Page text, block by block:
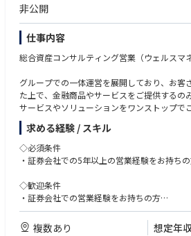
非公開
仕事内容
総合資産コンサルティング営業（ウェルスマ
グループでの一体運営を展開しており、お客
た上で、金融商品やサービスをご提供するの
サービスやソリューションをワンストップで
総合金融コンサルティング営業を実践いただき
※ご希望、適正に応じて、リテール営業部、
す。
求める経験 / スキル
◇必須条件
・証券会社での5年以上の営業経験をお持ち
◇歓迎条件
・証券会社での営業経験をお持ちの方
（一度証券会社を退職し、他業界の職務を経
複数あり 想定年